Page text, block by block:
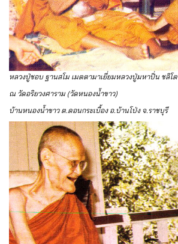
หลวงปู่ชอบ ฐานสโม เมตตามาเยี่ยมหลวงปู่มหาปิ่น ชลิโต
ณ วัดอริยวงศาราม (วัดหนองน้ำขาว)
บ้านหนองน้ำขาว ต.ดอนกระเบื้อง อ.บ้านโป่ง จ.ราชบุรี